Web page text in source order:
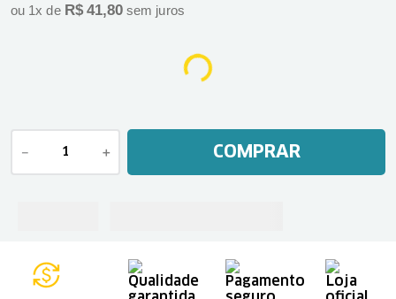
ou 1x de R$ 41,80 sem juros
＋
－ COMPRAR